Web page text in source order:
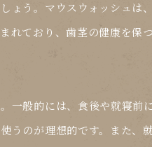
ょう。マウスウォッシュは
れており、歯茎の健康を保
一般的には、食後や就寝前
うのが理想的です。また、